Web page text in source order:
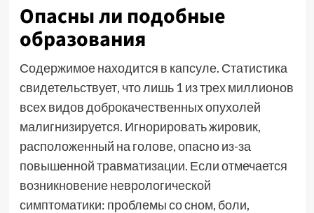
Опасны ли подобные
образования
Содержимое находится в капсуле. Статистика
свидетельствует, что лишь 1 из трех миллионов
всех видов доброкачественных опухолей
малигнизируется. Игнорировать жировик,
расположенный на голове, опасно из-за
повышенной травматизации. Если отмечается
возникновение неврологической
симптоматики: проблемы со сном, боли,